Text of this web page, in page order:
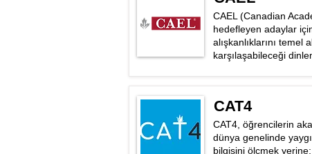
CAEL (Canadian
hedefleyen adaylar
alışkanlıklarını temel
karşılaşabileceği
CAT4
CAT4, öğrencilerin
dünya genelinde
bilgisini ölçmek